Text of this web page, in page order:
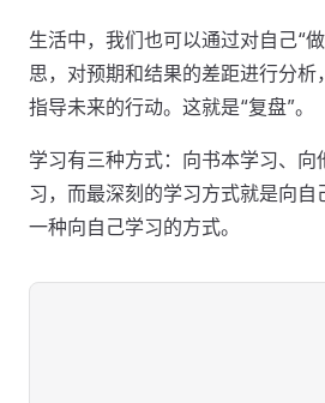
生活中，我们也可以通过对自己“
思，对预期和结果的差距进行分
指导未来的行动。这就是“复盘”。
学习有三种方式：向书本学习、向
习，而最深刻的学习方式就是向自
一种向自己学习的方式。